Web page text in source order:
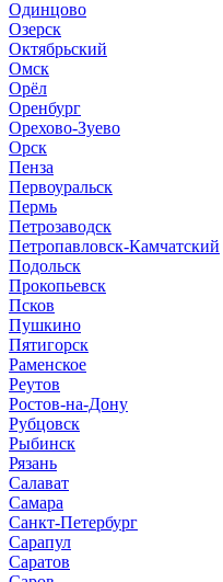
Одинцово
Озерск
Октябрьский
Омск
Орёл
Оренбург
Орехово-Зуево
Орск
Пенза
Первоуральск
Пермь
Петрозаводск
Петропавловск-Камчатский
Подольск
Прокопьевск
Псков
Пушкино
Пятигорск
Раменское
Реутов
Ростов-на-Дону
Рубцовск
Рыбинск
Рязань
Салават
Самара
Санкт-Петербург
Сарапул
Саратов